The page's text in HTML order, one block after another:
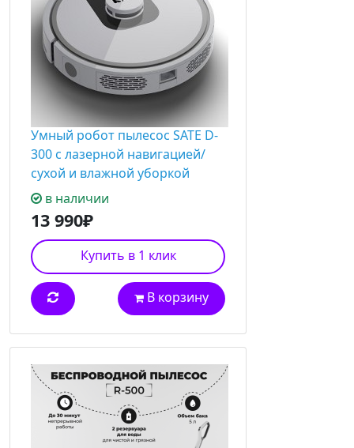
Умный робот пылесос SATE D-
300 с лазерной навигацией/
сухой и влажной уборкой
в наличии
13 990₽
Купить в 1 клик
В корзину